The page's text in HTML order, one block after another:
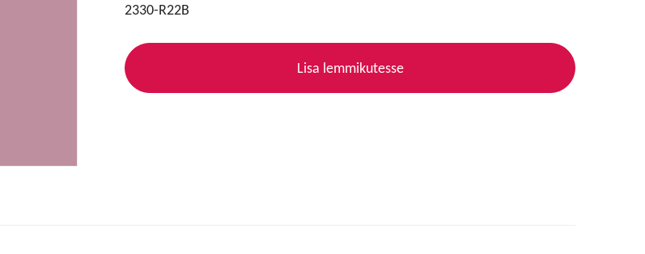
2330-R22B
Lisa lemmikutesse